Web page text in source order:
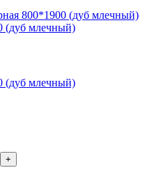
(дуб млечный)
(дуб млечный)
+